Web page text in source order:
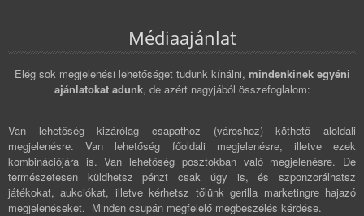
Médiaajánlat
Elég sok megjelenési lehetőséget tudunk kínálni, mindenkinek egyéni
ajánlatokat adunk, de azért nagyjából összefoglalom:
Van lehetőség kizárólag csapathoz (városhoz) köthető aloldali
megjelenésre. Van lehetőség főoldali megjelenésre, illetve ezek
kombinációjára is. Van lehetőség posztokban való megjelenésre. De
természetesen küldhetsz pénzt csak úgy is, és szponzorálhatsz
játékokat, aukciókat, illetve kérhetsz tőlünk gerilla marketingre hajazó
megjelenéseket. Minden csupán megfelelő megbeszélés kérdése.